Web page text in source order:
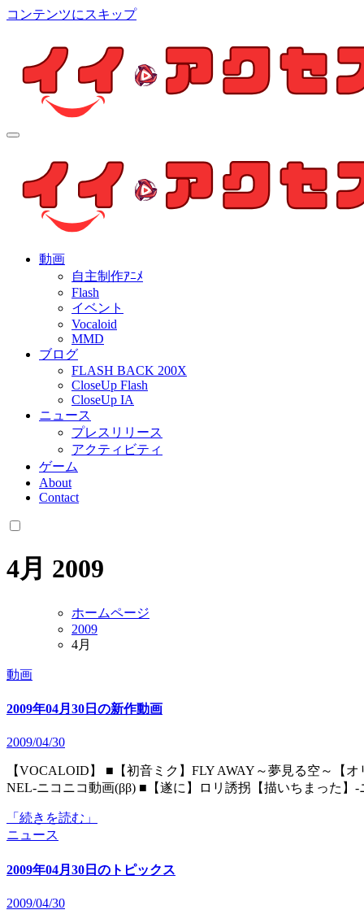
コンテンツにスキップ
個人制作アニメを中心とした動画紹介ブログ
動画
自主制作ｱﾆﾒ
Flash
イベント
Vocaloid
MMD
ブログ
FLASH BACK 200X
CloseUp Flash
CloseUp IA
ニュース
プレスリリース
アクティビティ
ゲーム
About
Contact
4月 2009
ホームページ
2009
4月
動画
2009年04月30日の新作動画
2009/04/30
【VOCALOID】 ■【初音ミク】FLY AWAY～夢見る空～【オリジナル曲】‐ニコニコ動画(ββ) ■初音ミクオリジナル
NEL‐ニコニコ動画(ββ) ■【遂に】ロリ誘拐【描いちまった】
「続きを読む」
ニュース
2009年04月30日のトピックス
2009/04/30